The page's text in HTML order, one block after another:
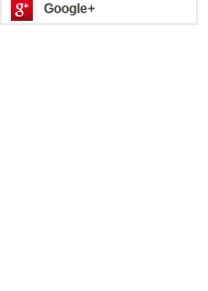
Google+